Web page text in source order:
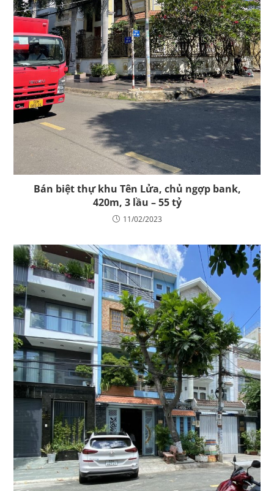
Bán biệt thự khu Tên Lửa, chủ ngợp bank,
420m, 3 lầu – 55 tỷ
11/02/2023